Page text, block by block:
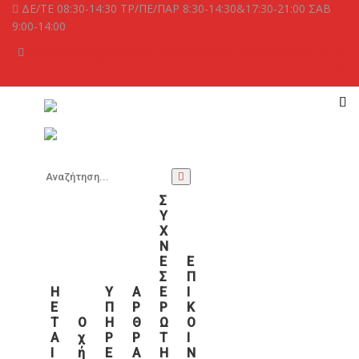
ΔΕ/ΤΕ 08:30-14:30 ΤΡ/ΠΕ/ΠΑΡ 8:30-14:30&17:30-21:00 ΣΑΒ
9:00-14:00
Η
Ε
Τ
Α
Ι
Ο
Χ
Ή
Υ
Π
Η
Ρ
Ε
Α
Ρ
Θ
Ρ
Α
Σ
Υ
Χ
Ν
Ε
Σ
Ε
Ρ
Ω
Τ
Η
Ε
Π
Ι
Κ
Ο
Ι
Ν